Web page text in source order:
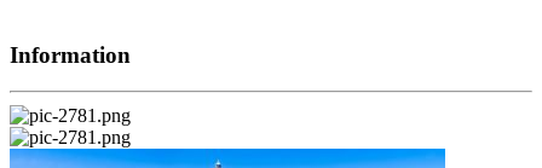
Information